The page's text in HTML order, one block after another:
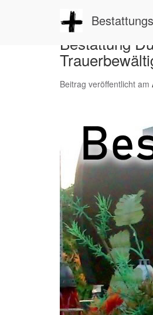
Bestattung
Beitrag veröffentlicht am